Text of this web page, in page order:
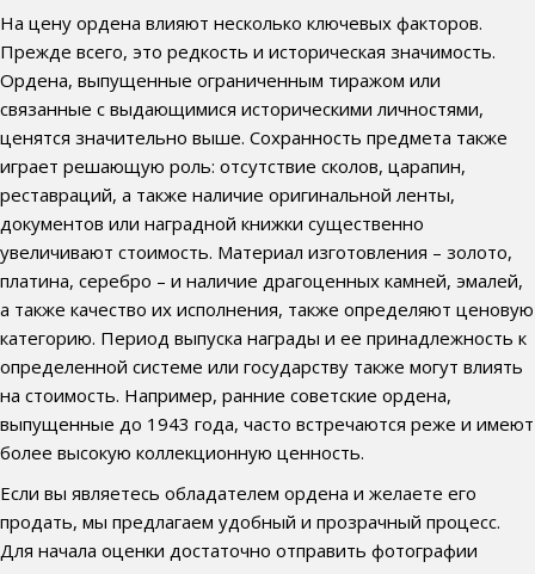
На цену ордена влияют несколько ключевых факторов.
Прежде всего, это редкость и историческая значимость.
Ордена, выпущенные ограниченным тиражом или
связанные с выдающимися историческими личностями,
ценятся значительно выше. Сохранность предмета также
играет решающую роль: отсутствие сколов, царапин,
реставраций, а также наличие оригинальной ленты,
документов или наградной книжки существенно
увеличивают стоимость. Материал изготовления – золото,
платина, серебро – и наличие драгоценных камней, эмалей,
а также качество их исполнения, также определяют ценовую
категорию. Период выпуска награды и ее принадлежность к
определенной системе или государству также могут влиять
на стоимость. Например, ранние советские ордена,
выпущенные до 1943 года, часто встречаются реже и имеют
более высокую коллекционную ценность.
Если вы являетесь обладателем ордена и желаете его
продать, мы предлагаем удобный и прозрачный процесс.
Для начала оценки достаточно отправить фотографии